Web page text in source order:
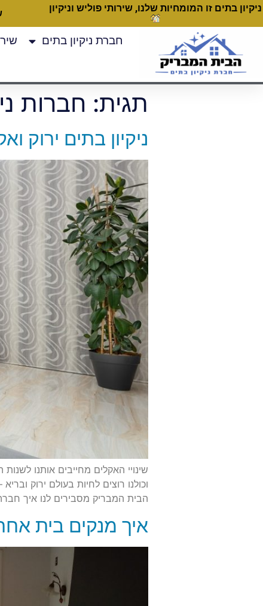
ניקיון בתים זו המומחיות שלנו, שירותי פוליש וניקיון
חברת ניקיון בתים
תגית: חברות
ניקיון בתים ירוק
שינויי האקלים מחייבים אותנו
וכולנו רוצים לחיות בעולם ירוק
הבית המבריק מסבירים לנו איך
איך מנקים בית